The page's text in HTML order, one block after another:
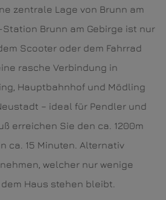
zentrale Lage von Brunn am
Station Brunn am Gebirge ist nur
Scooter oder dem Fahrrad
rasche Verbindung in
Hauptbahnhof und Mödling
– ideal für Pendler und
erreichen Sie den ca. 1200m
ca. 15 Minuten. Alternativ
welcher nur wenige
Haus stehen bleibt.